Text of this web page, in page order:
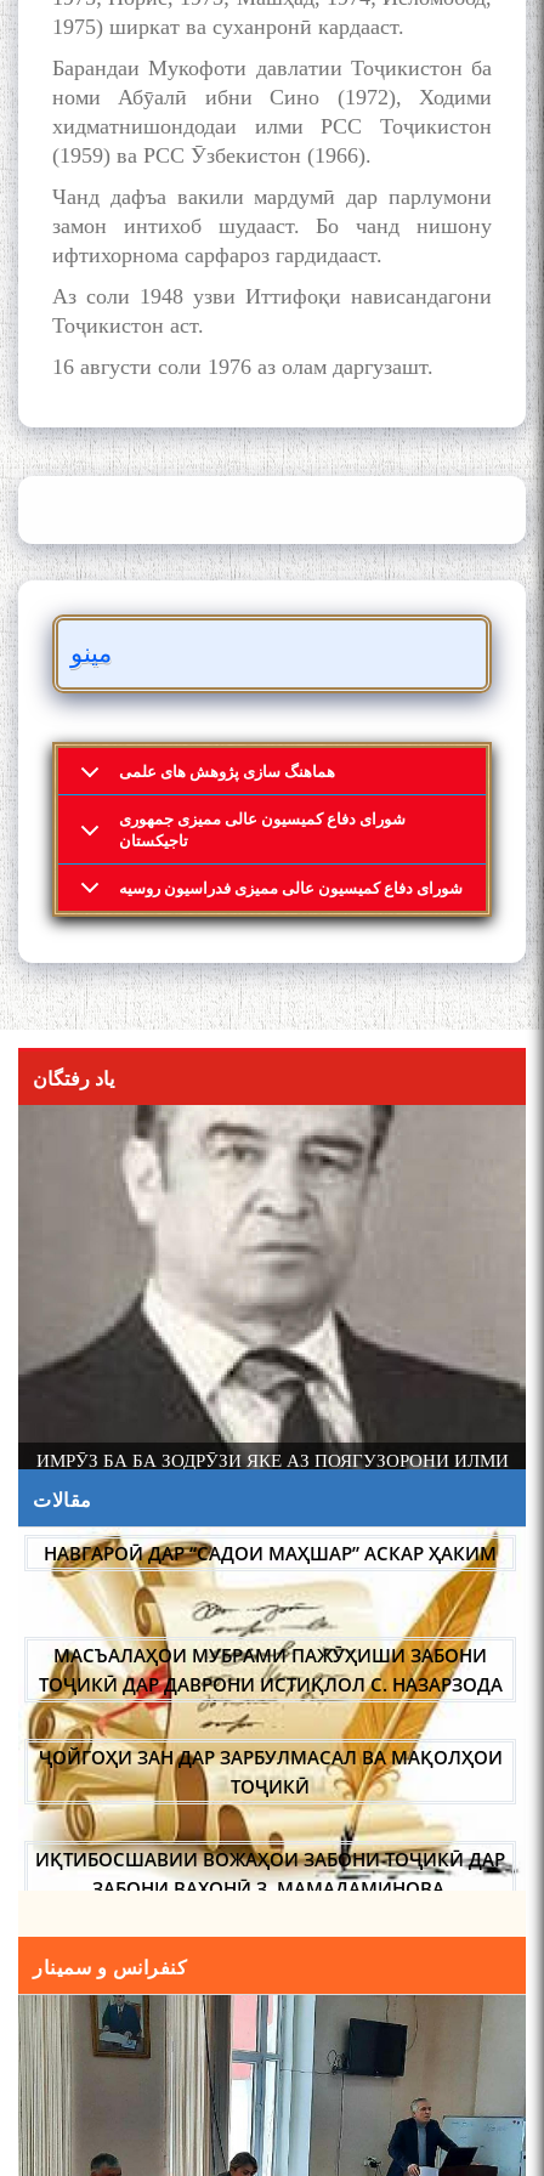
1975) ширкат ва суханронӣ кардааст.
Барандаи Мукофоти давлатии Тоҷикистон ба
номи Абӯалӣ ибни Сино (1972), Ходими
хидматнишондодаи илми РСС Тоҷикистон
(1959) ва РСС Ӯзбекистон (1966).
Чанд дафъа вакили мардумӣ дар парлумони
замон интихоб шудааст. Бо чанд нишону
ифтихорнома сарфароз гардидааст.
Аз соли 1948 узви Иттифоқи нависандагони
Тоҷикистон аст.
16 августи соли 1976 аз олам даргузашт.
مینو
هماهنگ سازی پژوهش های علمی
شورای دفاع کمیسیون عالی ممیزی جمهوری
تاجیکستان
شورای دفاع کمیسیون عالی ممیزی فدراسیون روسیه
یاد رفتگان
ИМРӮЗ БА БА ЗОДРӮЗИ ЯКЕ АЗ ПОЯГУЗОРОНИ ИЛМИ
ФОЛКЛОРШИНОСИИ ТОҶИК АКАДЕМИК РАҶАБمقالات
НАВГАРОӢ ДАР “САДОИ МАҲШАР” АСКАР ҲАКИМ
МАСЪАЛАҲОИ МУБРАМИ ПАЖӮҲИШИ ЗАБОНИ
ТОҶИКӢ ДАР ДАВРОНИ ИСТИҚЛОЛ С. НАЗАРЗОДА
ҶОЙГОҲИ ЗАН ДАР ЗАРБУЛМАСАЛ ВА МАҚОЛҲОИ
ТОҶИКӢ
ИҚТИБОСШАВИИ ВОЖАҲОИ ЗАБОНИ ТОҶИКӢ ДАР
ЗАБОНИ ВАХОНӢ З. МАМАДАМИНОВА.
ТАҲҚИҚ ВА РАМЗКУШОИИ БАРХЕ АЗ ВОЖАҲОИ
ҶУҒРОФИИ ВАРЗОБ (ДАР АСОСИ МАВОДИ
ЗАБОНҲОИ ШАРҚИИ ЭРОНӢ) МИРЗОЕВ
САЙФИДДИН ҶАБОРОВИЧ.
ШИНОХТ ДАР ЗАМИНАИ ЭЪТИҚОД ВА ЭЪТИРОФ
ФИРДАВСӢ ВА ДАҚИҚӢ
کنفرانس و سمینار